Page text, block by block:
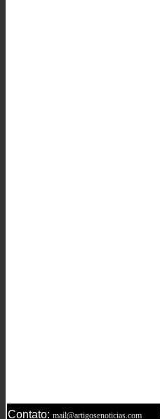
Contato: mail@artigosenoticias.com